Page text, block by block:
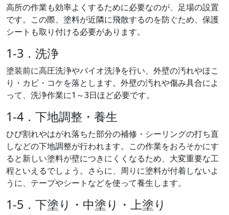
高所の作業も効率よくするために必要なのが、足場の設置
です。この際、塗料が近隣に飛散するのを防ぐため、保護
シートも取り付ける必要があります。
1-3．洗浄
塗装前に高圧洗浄やバイオ洗浄を行い、外壁の汚れやほこ
り・カビ・コケを落とします。外壁の汚れや傷み具合によ
って、洗浄作業に1～3日ほど必要です。
1-4．下地調整・養生
ひび割れやはがれ落ちた部分の補修・シーリングの打ち直
しなどの下地調整が行われます。この作業をおろそかにす
ると新しい塗料が壁につきにくくなるため、大変重要な工
程といえるでしょう。さらに、周りに塗料が付着しないよ
うに、テープやシートなどを使って養生します。
1-5．下塗り・中塗り・上塗り